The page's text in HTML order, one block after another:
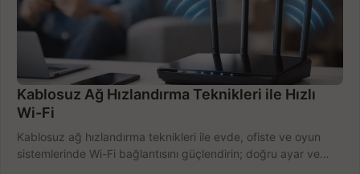
Kablosuz Ağ Hızlandırma Teknikleri ile Hızlı
Wi-Fi
Kablosuz ağ hızlandırma teknikleri ile evde, ofiste ve oyun
sistemlerinde Wi-Fi bağlantısını güçlendirin; doğru ayar ve